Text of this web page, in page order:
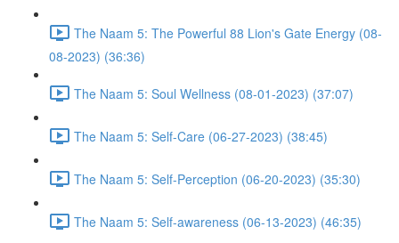
The Naam 5: The Powerful 88 Lion's Gate Energy (08-
08-2023) (36:36)
The Naam 5: Soul Wellness (08-01-2023) (37:07)
The Naam 5: Self-Care (06-27-2023) (38:45)
The Naam 5: Self-Perception (06-20-2023) (35:30)
The Naam 5: Self-awareness (06-13-2023) (46:35)